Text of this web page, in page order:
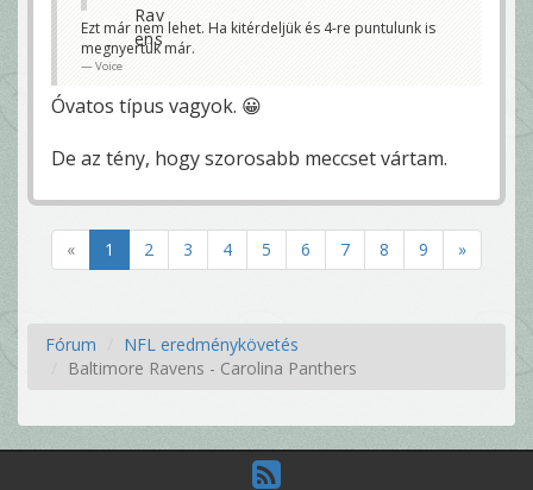
Ezt már nem lehet. Ha kitérdeljük és 4-re puntulunk is
megnyertük már.
Voice
Óvatos típus vagyok. 😀
De az tény, hogy szorosabb meccset vártam.
« 1 2 3 4 5 6 7 8 9 »
Fórum
NFL eredménykövetés
Baltimore Ravens - Carolina Panthers